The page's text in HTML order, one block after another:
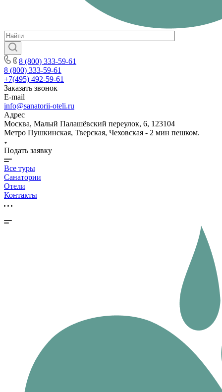
8 (800) 333-59-61
8 (800) 333-59-61
+7(495) 492-59-61
Заказать звонок
E-mail
info@sanatorii-oteli.ru
Адрес
Москва, Малый Палашёвский переулок, 6, 123104
Метро Пушкинская, Тверская, Чеховская - 2 мин пешком.
Подать заявку
Все туры
Санатории
Отели
Контакты